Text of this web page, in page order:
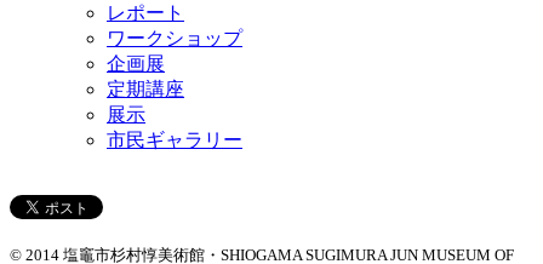
レポート
ワークショップ
企画展
定期講座
展示
市民ギャラリー
© 2014 塩竈市杉村惇美術館・SHIOGAMA SUGIMURA JUN MUSEUM OF